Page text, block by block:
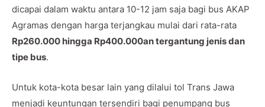
dicapai dalam waktu antara 10-12 jam saja bagi bus AKAP
Agramas dengan harga terjangkau mulai dari rata-rata
Rp260.000 hingga Rp400.000an tergantung jenis dan
tipe bus.
Untuk kota-kota besar lain yang dilalui tol Trans Jawa
menjadi keuntungan tersendiri bagi penumpang bus